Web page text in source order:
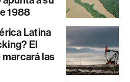
1988
Latina
El
las